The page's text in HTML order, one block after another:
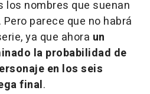
los nombres que suenan
parece que no habrá
ya que ahora un
la probabilidad de
en los seis
final.